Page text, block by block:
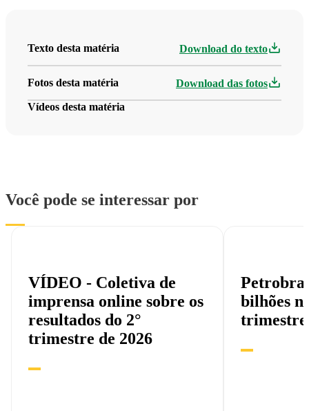
Texto desta matéria Download do texto
Fotos desta matéria Download das fotos
Vídeos desta matéria
Você pode se interessar por
VÍDEO - Coletiva de
imprensa online sobre os
resultados do 2°
trimestre de 2026
bilhões
trimestre